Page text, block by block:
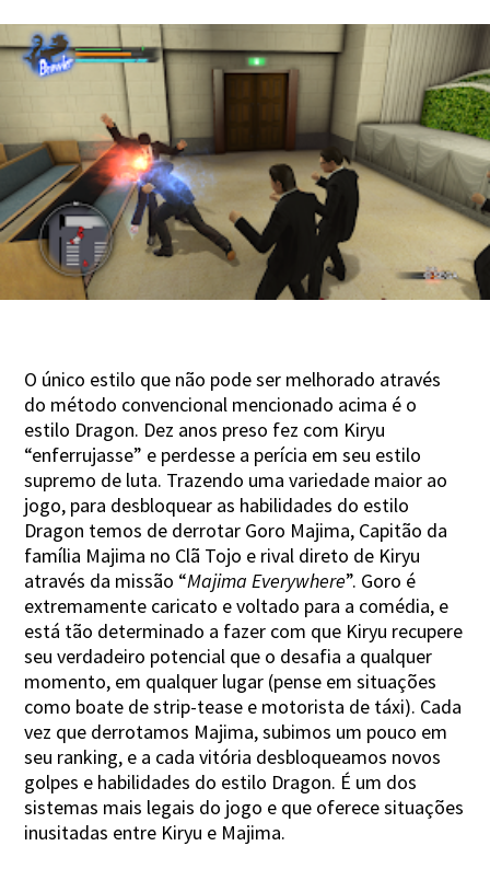
O único estilo que não pode ser melhorado através
do método convencional mencionado acima é o
estilo Dragon. Dez anos preso fez com Kiryu
“enferrujasse” e perdesse a perícia em seu estilo
supremo de luta. Trazendo uma variedade maior ao
jogo, para desbloquear as habilidades do estilo
Dragon temos de derrotar Goro Majima, Capitão da
família Majima no Clã Tojo e rival direto de Kiryu
através da missão “Majima Everywhere”. Goro é
extremamente caricato e voltado para a comédia, e
está tão determinado a fazer com que Kiryu recupere
seu verdadeiro potencial que o desafia a qualquer
momento, em qualquer lugar (pense em situações
como boate de strip-tease e motorista de táxi). Cada
vez que derrotamos Majima, subimos um pouco em
seu ranking, e a cada vitória desbloqueamos novos
golpes e habilidades do estilo Dragon. É um dos
sistemas mais legais do jogo e que oferece situações
inusitadas entre Kiryu e Majima.